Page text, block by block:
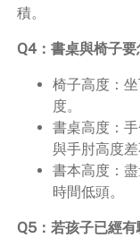
積。
Q4：書桌與椅子
椅子高度：
度。
書桌高度：
與手肘高度差
書本高度：
時間低頭。
Q5：若孩子已經